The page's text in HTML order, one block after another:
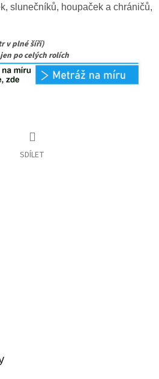
slunečníků, houpaček a chráničů,
v plné šíří)
po celých rolích
SDÍLET